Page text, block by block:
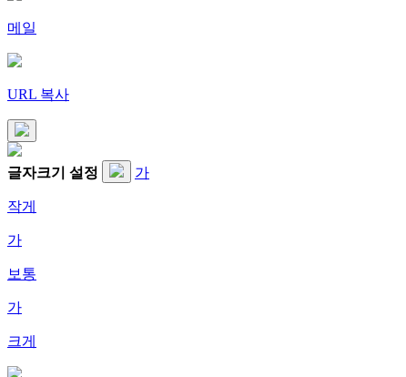
메일
URL 복사
글자크기 설정 가
작게
가
보통
가
크게